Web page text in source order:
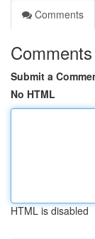
Comments
Comments
Submit a
No HTML
HTML is disabled